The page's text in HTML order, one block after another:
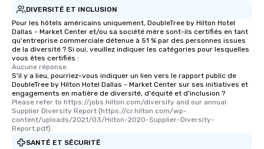
DIVERSITÉ ET INCLUSION
Pour les hôtels américains uniquement, DoubleTree by Hilton Hotel
Dallas - Market Center et/ou sa société mère sont-ils certifiés en tant
qu'entreprise commerciale détenue à 51 % par des personnes issues
de la diversité ? Si oui, veuillez indiquer les catégories pour lesquelles
vous êtes certifiés :
Aucune réponse.
S'il y a lieu, pourriez-vous indiquer un lien vers le rapport public de
DoubleTree by Hilton Hotel Dallas - Market Center sur ses initiatives et
engagements en matière de diversité, d'équité et d'inclusion ?
Please refer to https://jobs.hilton.com/diversity and our annual
Supplier Diversity Report (https://cr.hilton.com/wp-
content/uploads/2021/03/Hilton-2020-Supplier-Diversity-
Report.pdf).
SANTÉ ET SÉCURITÉ